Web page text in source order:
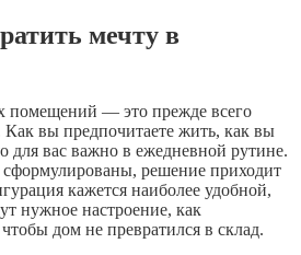
мечту в
помещений — это прежде всего
Как вы предпочитаете жить, как вы
для вас важно в ежедневной рутине.
сформулированы, решение приходит
кажется наиболее удобной,
нужное настроение, как
дом не превратился в склад.